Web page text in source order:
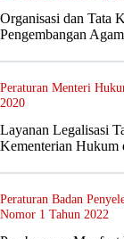
Organisasi dan Tata
Pengembangan
Peraturan Menteri
2020
Layanan Legalisasi
Kementerian Hukum
Peraturan Badan
Nomor 1 Tahun 2022